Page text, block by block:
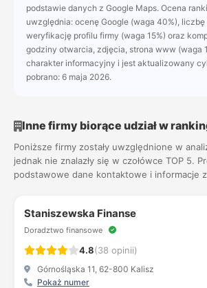
podstawie danych z Google Maps. Ocena
uwzględnia: ocenę Google (waga 40%),
weryfikację profilu firmy (waga 15%) oraz
godziny otwarcia, zdjęcia, strona www (waga
charakter informacyjny i jest aktualizowany
pobrano: 6 maja 2026.
Inne firmy biorące udział w
Poniższe firmy zostały uwzględnione w
jednak nie znalazły się w czołówce TOP 5.
podstawowe dane kontaktowe i informacje
Staniszewska Finanse
Doradztwo finansowe
4.8(38 opinii)
Górnośląska 11, 62-800 Kalisz
Pokaż numer